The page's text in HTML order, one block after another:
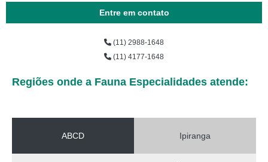
Entre em contato
(11) 2988-1648
(11) 4177-1648
Regiões onde a Fauna Especialidades atende:
ABCD Ipiranga